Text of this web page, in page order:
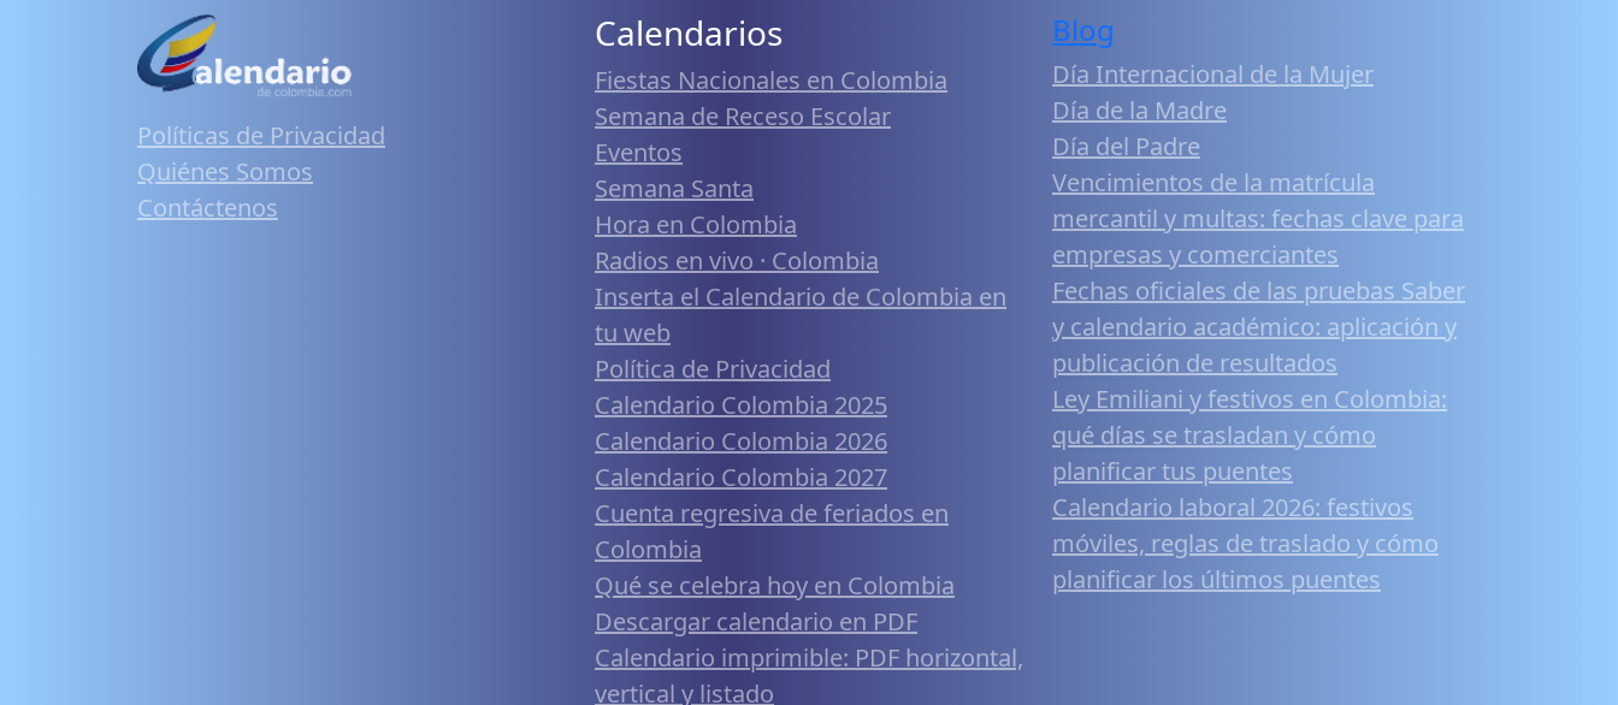
Políticas de Privacidad
Quiénes Somos
Contáctenos
Calendarios
Fiestas Nacionales en Colombia
Semana de Receso Escolar
Eventos
Semana Santa
Hora en Colombia
Radios en vivo · Colombia
Inserta el Calendario de Colombia en
tu web
Política de Privacidad
Calendario Colombia 2025
Calendario Colombia 2026
Calendario Colombia 2027
Cuenta regresiva de feriados en
Colombia
Qué se celebra hoy en Colombia
Descargar calendario en PDF
Calendario imprimible: PDF horizontal,
vertical y listado
Blog
Día Internacional de la Mujer
Día de la Madre
Día del Padre
Vencimientos de la matrícula
mercantil y multas: fechas clave para
empresas y comerciantes
Fechas oficiales de las pruebas Saber
y calendario académico: aplicación y
publicación de resultados
Ley Emiliani y festivos en Colombia:
qué días se trasladan y cómo
planificar tus puentes
Calendario laboral 2026: festivos
móviles, reglas de traslado y cómo
planificar los últimos puentes